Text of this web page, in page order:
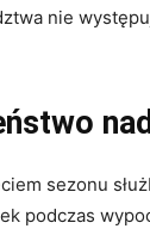
nie
sezonu
podczas